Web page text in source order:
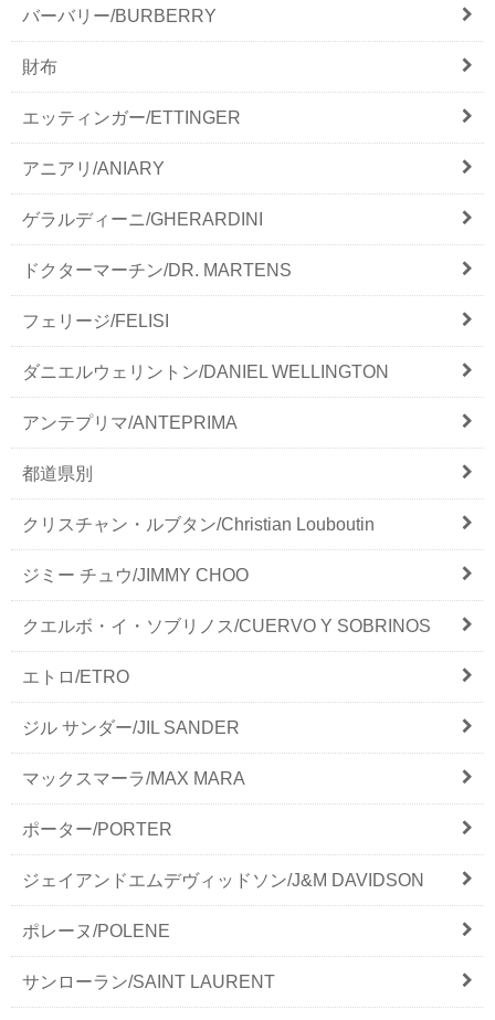
バーバリー/BURBERRY
財布
エッティンガー/ETTINGER
アニアリ/ANIARY
ゲラルディーニ/GHERARDINI
ドクターマーチン/DR. MARTENS
フェリージ/FELISI
ダニエルウェリントン/DANIEL WELLINGTON
アンテプリマ/ANTEPRIMA
都道県別
クリスチャン・ルブタン/Christian Louboutin
ジミー チュウ/JIMMY CHOO
クエルボ・イ・ソブリノス/CUERVO Y SOBRINOS
エトロ/ETRO
ジル サンダー/JIL SANDER
マックスマーラ/MAX MARA
ポーター/PORTER
ジェイアンドエムデヴィッドソン/J&M DAVIDSON
ポレーヌ/POLENE
サンローラン/SAINT LAURENT